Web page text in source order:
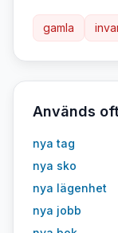
gamla
Används
nya tag
nya sko
nya lägenhet
nya jobb